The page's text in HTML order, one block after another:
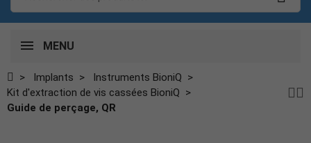
MENU
Implants
Instruments BioniQ
Kit d'extraction de vis cassées BioniQ
Guide de perçage, QR